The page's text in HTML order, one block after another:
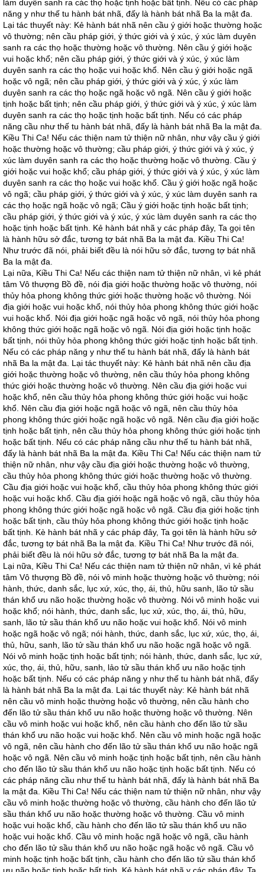
làm duyên sanh ra các thọ hoặc tịnh hoặc bất tịnh. Nếu có các pháp
năng y như thế tu hành bát nhã, đấy là hành bát nhã Ba la mật đa.
Lại tác thuyết này: Kẻ hành bát nhã nên cầu ý giới hoặc thường hoặc
vô thường; nên cầu pháp giới, ý thức giới và ý xúc, ý xúc làm duyên
sanh ra các thọ hoặc thường hoặc vô thường. Nên cầu ý giới hoặc
vui hoặc khổ; nên cầu pháp giới, ý thức giới và ý xúc, ý xúc làm
duyên sanh ra các thọ hoặc vui hoặc khổ. Nên cầu ý giới hoặc ngã
hoặc vô ngã; nên cầu pháp giới, ý thức giới và ý xúc, ý xúc làm
duyên sanh ra các thọ hoặc ngã hoặc vô ngã. Nên cầu ý giới hoặc
tịnh hoặc bất tịnh; nên cầu pháp giới, ý thức giới và ý xúc, ý xúc làm
duyên sanh ra các thọ hoặc tịnh hoặc bất tịnh. Nếu có các pháp
năng cầu như thế tu hành bát nhã, đấy là hành bát nhã Ba la mật đa.
Kiều Thi Ca! Nếu các thiện nam tử thiện nữ nhân, như vậy cầu ý giới
hoặc thường hoặc vô thường; cầu pháp giới, ý thức giới và ý xúc, ý
xúc làm duyên sanh ra các thọ hoặc thường hoặc vô thường. Cầu ý
giới hoặc vui hoặc khổ; cầu pháp giới, ý thức giới và ý xúc, ý xúc làm
duyên sanh ra các thọ hoặc vui hoặc khổ. Cầu ý giới hoặc ngã hoặc
vô ngã; cầu pháp giới, ý thức giới và ý xúc, ý xúc làm duyên sanh ra
các thọ hoặc ngã hoặc vô ngã; Cầu ý giới hoặc tịnh hoặc bất tịnh;
cầu pháp giới, ý thức giới và ý xúc, ý xúc làm duyên sanh ra các thọ
hoặc tịnh hoặc bất tịnh. Kẻ hành bát nhã y các pháp đây, Ta gọi tên
là hành hữu sở đắc, tương tợ bát nhã Ba la mật đa. Kiều Thi Ca!
Như trước đã nói, phải biết đều là nói hữu sở đắc, tương tợ bát nhã
Ba la mật đa.
Lại nữa, Kiều Thi Ca! Nếu các thiện nam tử thiện nữ nhân, vì kẻ phát
tâm Vô thượng Bồ đề, nói địa giới hoặc thường hoặc vô thường, nói
thủy hỏa phong không thức giới hoặc thường hoặc vô thường. Nói
địa giới hoặc vui hoặc khổ, nói thủy hỏa phong không thức giới hoặc
vui hoặc khổ. Nói địa giới hoặc ngã hoặc vô ngã, nói thủy hỏa phong
không thức giới hoặc ngã hoặc vô ngã. Nói địa giới hoặc tịnh hoặc
bất tịnh, nói thủy hỏa phong không thức giới hoặc tịnh hoặc bất tịnh.
Nếu có các pháp năng y như thế tu hành bát nhã, đấy là hành bát
nhã Ba la mật đa. Lại tác thuyết này: Kẻ hành bát nhã nên cầu địa
giới hoặc thường hoặc vô thường, nên cầu thủy hỏa phong không
thức giới hoặc thường hoặc vô thường. Nên cầu địa giới hoặc vui
hoặc khổ, nên cầu thủy hỏa phong không thức giới hoặc vui hoặc
khổ. Nên cầu địa giới hoặc ngã hoặc vô ngã, nên cầu thủy hỏa
phong không thức giới hoặc ngã hoặc vô ngã. Nên cầu địa giới hoặc
tịnh hoặc bất tịnh, nên cầu thủy hỏa phong không thức giới hoặc tịnh
hoặc bất tịnh. Nếu có các pháp năng cầu như thế tu hành bát nhã,
đấy là hành bát nhã Ba la mật đa. Kiều Thi Ca! Nếu các thiện nam tử
thiện nữ nhân, như vậy cầu địa giới hoặc thường hoặc vô thường,
cầu thủy hỏa phong không thức giới hoặc thường hoặc vô thường.
Cầu địa giới hoặc vui hoặc khổ, cầu thủy hỏa phong không thức giới
hoặc vui hoặc khổ. Cầu địa giới hoặc ngã hoặc vô ngã, cầu thủy hỏa
phong không thức giới hoặc ngã hoặc vô ngã. Cầu địa giới hoặc tịnh
hoặc bất tịnh, cầu thủy hỏa phong không thức giới hoặc tịnh hoặc
bất tịnh. Kè hành bát nhã y các pháp đây, Ta gọi tên là hành hữu sở
đắc, tương tợ bát nhã Ba la mật đa. Kiều Thi Ca! Như trước đã nói,
phải biết đều là nói hữu sở đắc, tương tợ bát nhã Ba la mật đa.
Lại nữa, Kiều Thi Ca! Nếu các thiện nam tử thiện nữ nhân, vì kẻ phát
tâm Vô thượng Bồ đề, nói vô minh hoặc thường hoặc vô thường; nói
hành, thức, danh sắc, lục xứ, xúc, thọ, ái, thủ, hữu sanh, lão tử sầu
thán khổ ưu não hoặc thường hoặc vô thường. Nói vô minh hoặc vui
hoặc khổ; nói hành, thức, danh sắc, lục xứ, xúc, thọ, ái, thủ, hữu,
sanh, lão tử sầu thán khổ ưu não hoặc vui hoặc khổ. Nói vô minh
hoặc ngã hoặc vô ngã; nói hành, thức, danh sắc, lục xứ, xúc, thọ, ái,
thủ, hữu, sanh, lão tử sầu thán khổ ưu não hoặc ngã hoặc vô ngã.
Nói vô minh hoặc tịnh hoặc bất tịnh; nói hành, thức, danh sắc, lục xứ,
xúc, thọ, ái, thủ, hữu, sanh, lảo tử sầu thán khổ ưu não hoặc tịnh
hoặc bất tịnh. Nếu có các pháp năng y như thế tu hành bát nhã, đấy
là hành bát nhã Ba la mật đa. Lại tác thuyết này: Kẻ hành bát nhã
nên cầu vô minh hoặc thường hoặc vô thường, nên cầu hành cho
đến lão tử sầu thán khổ ưu não hoặc thường hoặc vô thường. Nên
cầu vô minh hoặc vui hoặc khổ, nên cầu hành cho đến lão tử sầu
thán khổ ưu não hoặc vui hoặc khổ. Nên cầu vô minh hoặc ngã hoặc
vô ngã, nên cầu hành cho đến lão tử sầu thán khổ ưu não hoặc ngã
hoặc vô ngã. Nên cầu vô minh hoặc tịnh hoặc bất tịnh, nên cầu hành
cho đến lão tử sầu thán khổ ưu não hoặc tịnh hoặc bất tịnh. Nếu có
các pháp năng cầu như thế tu hành bát nhã, đấy là hành bát nhã Ba
la mật đa. Kiều Thi Ca! Nếu các thiện nam tử thiện nữ nhân, như vậy
cầu vô minh hoặc thường hoặc vô thường, cầu hành cho đến lão tử
sầu thán khổ ưu não hoặc thường hoặc vô thường. Cầu vô minh
hoặc vui hoặc khổ, cầu hành cho đến lão tử sầu thán khổ ưu não
hoặc vui hoặc khổ. Cầu vô minh hoặc ngã hoặc vô ngã, cầu hành
cho đến lão tử sầu thán khổ ưu não hoặc ngã hoặc vô ngã. Cầu vô
minh hoặc tịnh hoặc bất tịnh, cầu hành cho đến lão tử sầu thán khổ